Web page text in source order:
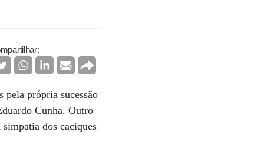
pela própria sucessão
Cunha. Outro
dos caciques